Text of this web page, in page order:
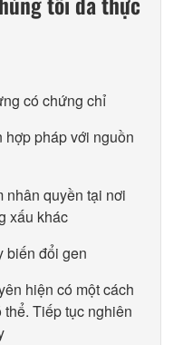
có chứng chỉ
pháp với nguồn
nhân quyền tại nơi
xấu khác
biến đổi gen
hiện có một cách
Tiếp tục nghiên